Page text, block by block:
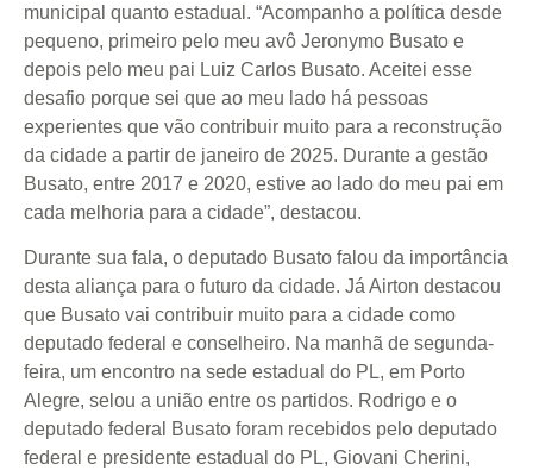
municipal quanto estadual. “Acompanho a política desde
pequeno, primeiro pelo meu avô Jeronymo Busato e
depois pelo meu pai Luiz Carlos Busato. Aceitei esse
desafio porque sei que ao meu lado há pessoas
experientes que vão contribuir muito para a reconstrução
da cidade a partir de janeiro de 2025. Durante a gestão
Busato, entre 2017 e 2020, estive ao lado do meu pai em
cada melhoria para a cidade”, destacou.
Durante sua fala, o deputado Busato falou da importância
desta aliança para o futuro da cidade. Já Airton destacou
que Busato vai contribuir muito para a cidade como
deputado federal e conselheiro. Na manhã de segunda-
feira, um encontro na sede estadual do PL, em Porto
Alegre, selou a união entre os partidos. Rodrigo e o
deputado federal Busato foram recebidos pelo deputado
federal e presidente estadual do PL, Giovani Cherini,